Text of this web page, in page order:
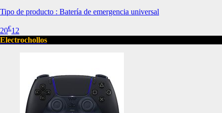
Tipo de producto : Batería de emergencia universal
20€12
Electrochollos